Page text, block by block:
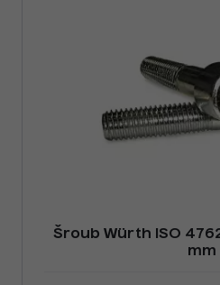
Šroub Würth ISO
mm